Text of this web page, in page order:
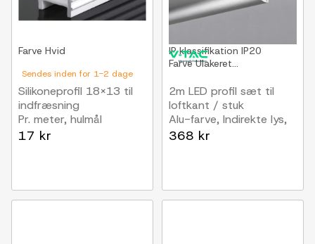
Sendes inden for 1-2 dage
Farve Hvid
Silikoneprofil 18x13 til
indfræsning
Pr. meter, hulmål
14x14mm, passer til 8-
17 kr
IP klassifikation IP20
FarveUlakeret...
2m LED profil sæt til
loftkant / stuk
Alu-farve, Indirekte lys,
inkl. diffuser
368 kr